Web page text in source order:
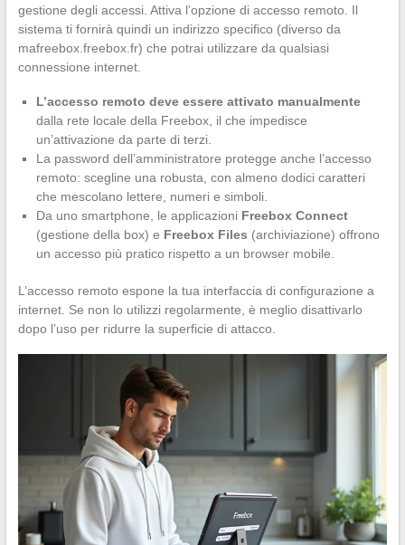
gestione degli accessi. Attiva l’opzione di accesso remoto. Il
sistema ti fornirà quindi un indirizzo specifico (diverso da
mafreebox.freebox.fr) che potrai utilizzare da qualsiasi
connessione internet.
L’accesso remoto deve essere attivato manualmente
dalla rete locale della Freebox, il che impedisce
un’attivazione da parte di terzi.
La password dell’amministratore protegge anche l’accesso
remoto: scegline una robusta, con almeno dodici caratteri
che mescolano lettere, numeri e simboli.
Da uno smartphone, le applicazioni Freebox Connect
(gestione della box) e Freebox Files (archiviazione) offrono
un accesso più pratico rispetto a un browser mobile.
L’accesso remoto espone la tua interfaccia di configurazione a
internet. Se non lo utilizzi regolarmente, è meglio disattivarlo
dopo l’uso per ridurre la superficie di attacco.